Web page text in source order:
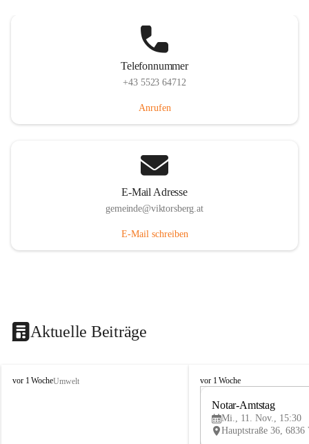
Telefonnummer
+43 5523 64712
Anrufen
E-Mail Adresse
gemeinde@viktorsberg.at
E-Mail schreiben
Aktuelle Beiträge
V
vor 1 WocheUmwelt
V
vor 1 Woche
Notar-Amtstag
Mi., 11. Nov., 15:30